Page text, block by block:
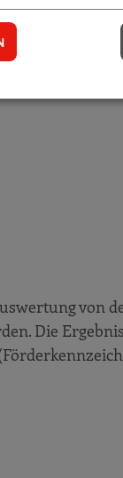
von
Die